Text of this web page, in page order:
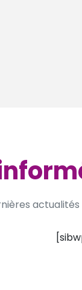
actualités